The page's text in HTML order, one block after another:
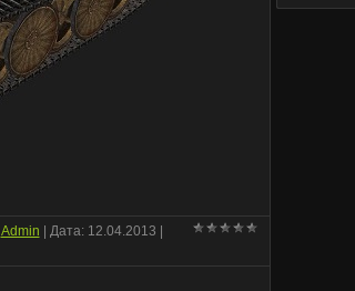
Admin | Дата: 12.04.2013